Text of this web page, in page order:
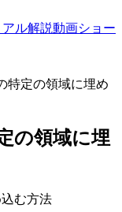
ル解説動画ショー
特定の領域に埋め
の領域に埋
む方法